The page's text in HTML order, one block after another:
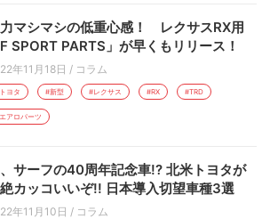
マシマシの低重心感！ レクサスRX用
F SPORT PARTS」が早くもリリース！
年11月18日 / コラム
ヨタ #新型 #レクサス #RX #TRD
アロパーツ
サーフの40周年記念車!? 北米トヨタが
カッコいいぞ!! 日本導入切望車種3選
年11月10日 / コラム